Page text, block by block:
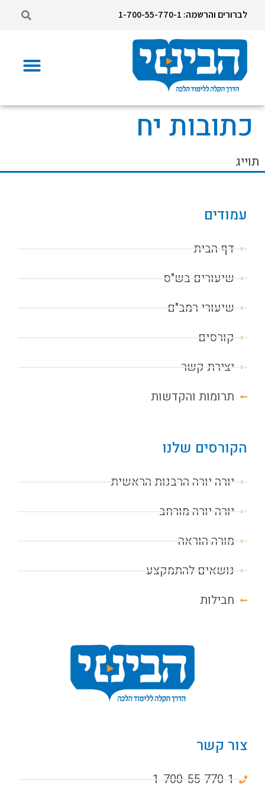
לברורים והרשמה: 1-700-55-770-1
כתובות יח
תוייג
עמודים
דף הבית
שיעורים בש"ס
שיעורי רמב"ם
קורסים
יצירת קשר
תרומות והקדשות
הקורסים שלנו
יורה יורה הרבנות הראשית
יורה יורה מורחב
מורה הוראה
נושאים להתמקצע
חבילות
צור קשר
1-700-55-770-1